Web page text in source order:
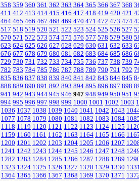
358 359 360 361 362 363 364 365 366 367 368
411 412 413 414 415 416 417 418 419 420 421
464 465 466 467 468 469 470 471 472 473 474
517 518 519 520 521 522 523 524 525 526 527
570 571 572 573 574 575 576 577 578 579 580
623 624 625 626 627 628 629 630 631 632 633
676 677 678 679 680 681 682 683 684 685 686
729 730 731 732 733 734 735 736 737 738 739
782 783 784 785 786 787 788 789 790 791 792
835 836 837 838 839 840 841 842 843 844 845
888 889 890 891 892 893 894 895 896 897 898
941 942 943 944 945 946 947 948 949 950 951
994 995 996 997 998 999 1000 1001 1002 1003
1036 1037 1038 1039 1040 1041 1042 1043
1077 1078 1079 1080 1081 1082 1083 1084
1118 1119 1120 1121 1122 1123 1124 1125
1159 1160 1161 1162 1163 1164 1165 1166
1200 1201 1202 1203 1204 1205 1206 1207
1241 1242 1243 1244 1245 1246 1247 1248
1282 1283 1284 1285 1286 1287 1288 1289
1323 1324 1325 1326 1327 1328 1329 1330 1331
1364 1365 1366 1367 1368 1369 1370 1371